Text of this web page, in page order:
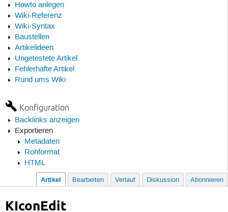
Howto anlegen
Wiki-Referenz
Wiki-Syntax
Baustellen
Artikelideen
Ungetestete Artikel
Fehlerhafte Artikel
Rund ums Wiki
Konfiguration
Backlinks anzeigen
Exportieren
Metadaten
Rohformat
HTML
Artikel Bearbeiten Verlauf Diskussion Abonnieren
KIconEdit